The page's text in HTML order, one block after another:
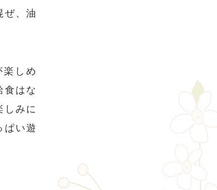
ぜ、油
しめ
食はな
しみに
ぱい遊